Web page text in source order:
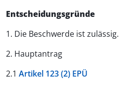
Entscheidungsgründe
1. Die Beschwerde ist zulässig.
2. Hauptantrag
2.1 Artikel 123 (2) EPÜ